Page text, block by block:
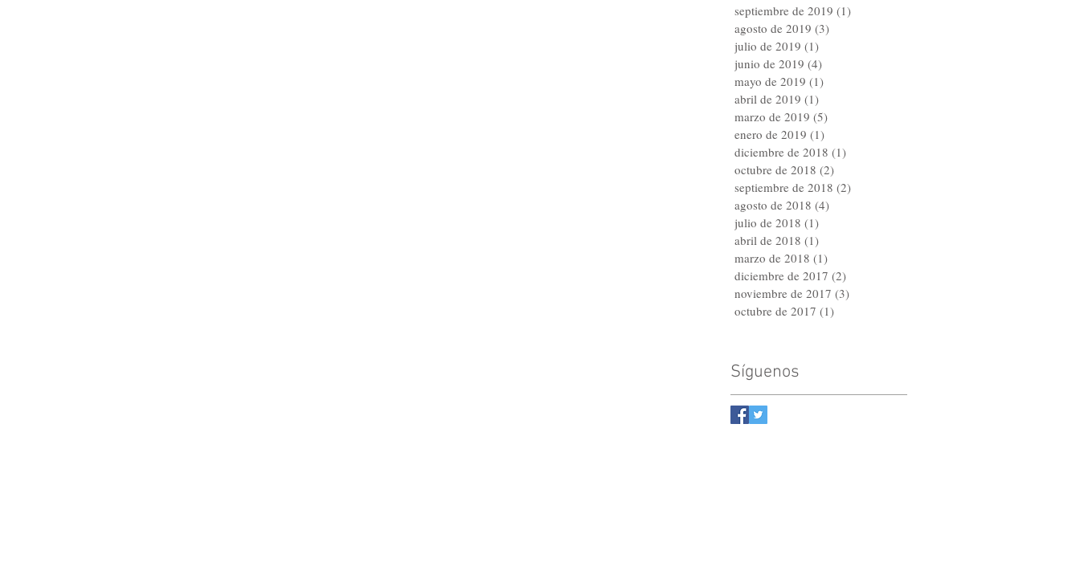
septiembre de 2019 (1)
agosto de 2019 (3)
julio de 2019 (1)
junio de 2019 (4)
mayo de 2019 (1)
abril de 2019 (1)
marzo de 2019 (5)
enero de 2019 (1)
diciembre de 2018 (1)
octubre de 2018 (2)
septiembre de 2018 (2)
agosto de 2018 (4)
julio de 2018 (1)
abril de 2018 (1)
marzo de 2018 (1)
diciembre de 2017 (2)
noviembre de 2017 (3)
octubre de 2017 (1)
Síguenos